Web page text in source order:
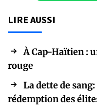
LIRE AUSSI
À Cap-Haïtien :
rouge
La dette de
rédemption des